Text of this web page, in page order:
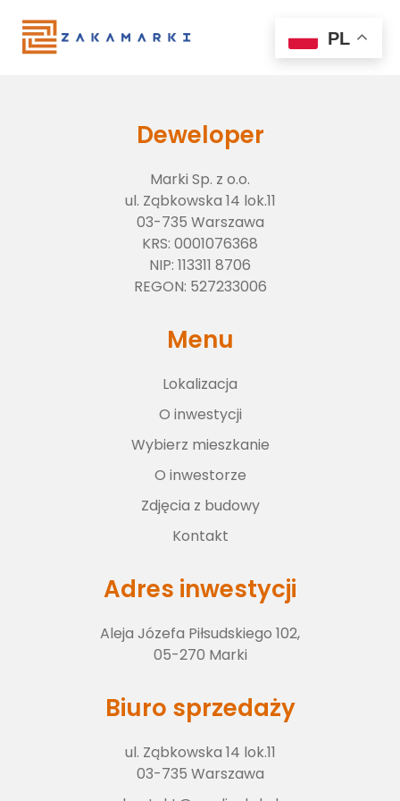
Lokalizacja
Wybierz lokal
O inwestorze
Zdjęcia z budowy
Kontakt
Deweloper
Marki Sp. z o.o.
ul. Ząbkowska 14 lok.11
03-735 Warszawa
KRS: 0001076368
NIP: 113311 8706
REGON: 527233006
Menu
Lokalizacja
O inwestycji
Wybierz mieszkanie
O inwestorze
Zdjęcia z budowy
Kontakt
Adres inwestycji
Aleja Józefa Piłsudskiego 102,
05-270 Marki
Biuro sprzedaży
ul. Ząbkowska 14 lok.11
03-735 Warszawa
PL